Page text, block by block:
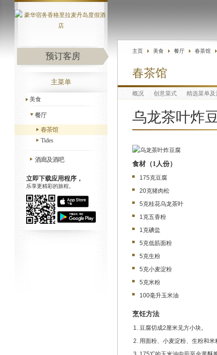
预订客房
主菜单
美食
餐厅
春茶馆
Tides
酒廊及酒吧
立即下载应用程序，
乐享更精彩的旅程。
主页 美食 餐厅 春茶馆
春茶馆
概况 创意菜式 精选菜单及
乌龙茶叶炸
食材（1人份）
175克豆腐
20克猪肉松
5克桂花乌龙茶叶
1克五香粉
1克碘盐
5克低筋面粉
5克生粉
5克小麦淀粉
5克米粉
100毫升玉米油
烹饪方法
豆腐切成2厘米见方小块。
用面粉、小麦淀粉、生粉和